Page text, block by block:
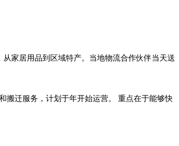
家居用品到区域特产。当地物流合作伙伴当天送
迁服务，计划于年开始运营。 重点在于能够快